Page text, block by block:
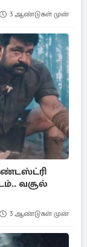
3 ஆண்டுகள் முன்
வசூல்
3 ஆண்டுகள் முன்